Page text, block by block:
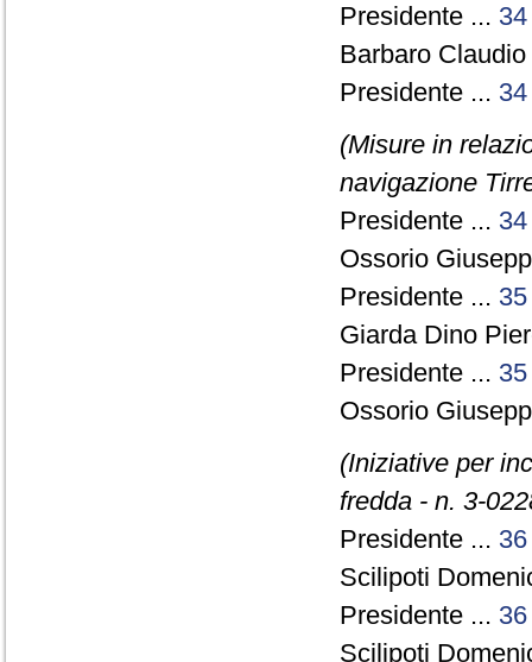
Presidente ... 34
Barbaro
Presidente ... 34
(Misure in
navigazione
Presidente ... 34
Ossorio
Presidente ... 35
Giarda Dino
Presidente ... 35
Ossorio
(Iniziative per
fredda - n. 3-
Presidente ... 36
Scilipoti
Presidente ... 36
Scilipoti